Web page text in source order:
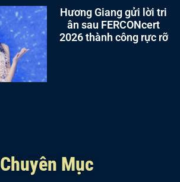
Hương Giang gửi lời tri
ân sau FERCONcert
2026 thành công rực rỡ
Chuyên Mục